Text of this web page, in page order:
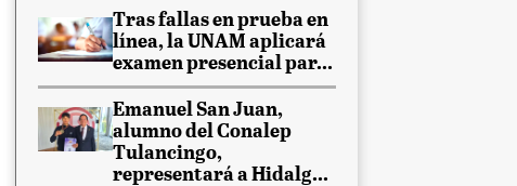
Tras fallas en prueba en
línea, la UNAM aplicará
examen presencial par...
Emanuel San Juan,
alumno del Conalep
Tulancingo,
representará a Hidalg...